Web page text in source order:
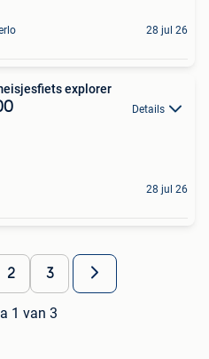
28 jul 26
explorer
Details
28 jul 26
2 3
1 van 3